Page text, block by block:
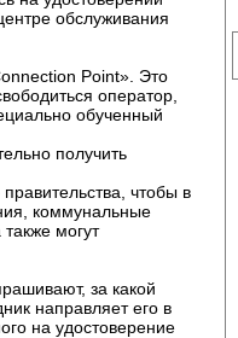
обслуживания
Point». Это
оператор,
обученный
получить
чтобы в
коммунальные
могут
за какой
направляет его в
на удостоверение